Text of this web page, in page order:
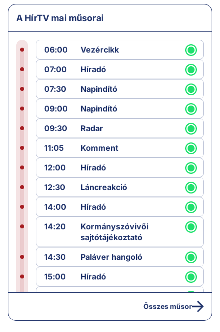
A HírTV mai műsorai
06:00
Vezércikk
07:00
Híradó
07:30
Napindító
09:00
Napindító
09:30
Radar
11:05
Komment
12:00
Híradó
12:30
Láncreakció
14:00
Híradó
14:20
Kormányszóvivői
sajtótájékoztató
14:30
Paláver hangoló
15:00
Híradó
15:30
Paláver
Összes műsor